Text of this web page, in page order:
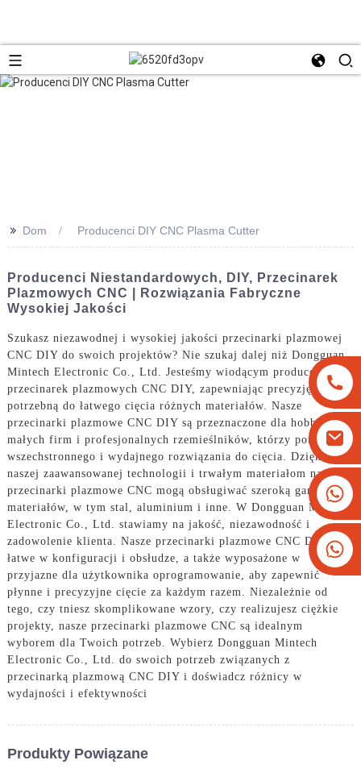
+8613825779334
+16266628193
>> Dom Producenci DIY CNC Plasma Cutter
Producenci Niestandardowych, DIY, Przecinarek
Plazmowych CNC | Rozwiązania Fabryczne
Wysokiej Jakości
Szukasz niezawodnej i wysokiej jakości przecinarki plazmowej
CNC DIY do swoich projektów? Nie szukaj dalej niż Dongguan
Mintech Electronic Co., Ltd. Jesteśmy wiodącym producentem
przecinarek plazmowych CNC DIY, zapewniając precyzję i moc
potrzebną do łatwego cięcia różnych materiałów. Nasze
przecinarki plazmowe CNC DIY są przeznaczone dla hobbystów,
małych firm i profesjonalnych rzemieślników, którzy potrzebują
wszechstronnego i wydajnego rozwiązania do cięcia. Dzięki
naszej zaawansowanej technologii i trwałym materiałom nasze
przecinarki plazmowe CNC mogą obsługiwać szeroką gamę
materiałów, w tym stal, aluminium i inne. W Dongguan Mintech
Electronic Co., Ltd. stawiamy na jakość, niezawodność i
zadowolenie klienta. Nasze przecinarki plazmowe CNC DIY są
łatwe w konfiguracji i obsłudze, a także wyposażone w
przyjazne dla użytkownika oprogramowanie, aby zapewnić
płynne i precyzyjne cięcie za każdym razem. Niezależnie od
tego, czy tniesz skomplikowane wzory, czy realizujesz ciężkie
projekty, nasze przecinarki plazmowe CNC są idealnym
wyborem dla Twoich potrzeb. Wybierz Dongguan Mintech
Electronic Co., Ltd. do swoich potrzeb związanych z
przecinarką plazmową CNC DIY i doświadcz różnicy w
wydajności i efektywności
Produkty Powiązane